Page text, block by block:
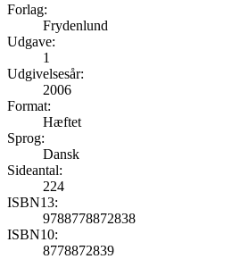
Forlag:
Frydenlund
Udgave:
1
Udgivelsesår:
2006
Format:
Hæftet
Sprog:
Dansk
Sideantal:
224
ISBN13:
9788778872838
ISBN10:
8778872839